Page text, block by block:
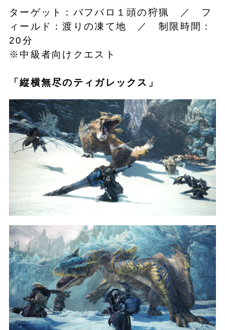
ターゲット：バフバロ１頭の狩猟 ／ フ
ィールド：渡りの凍て地 ／ 制限時間：
20分
※中級者向けクエスト
「縦横無尽のティガレックス 」